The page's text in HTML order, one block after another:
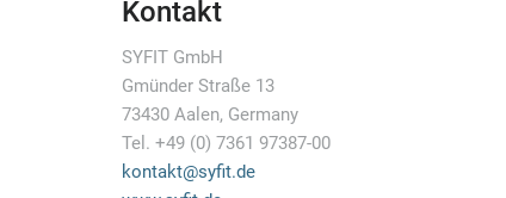
Kontakt
SYFIT GmbH
Gmünder Straße 13
73430 Aalen, Germany
Tel. +49 (0) 7361 97387-00
kontakt@syfit.de